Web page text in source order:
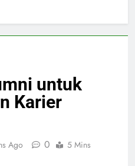
untuk
Karier
Ago 0 5 Mins